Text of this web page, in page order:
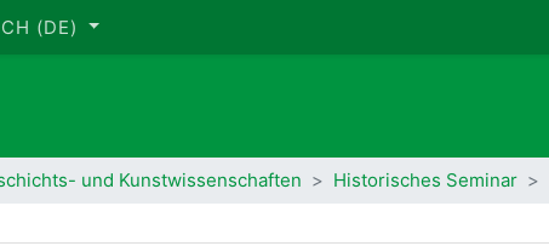
‎(DE)‎
und Kunstwissenschaften Historisches Seminar